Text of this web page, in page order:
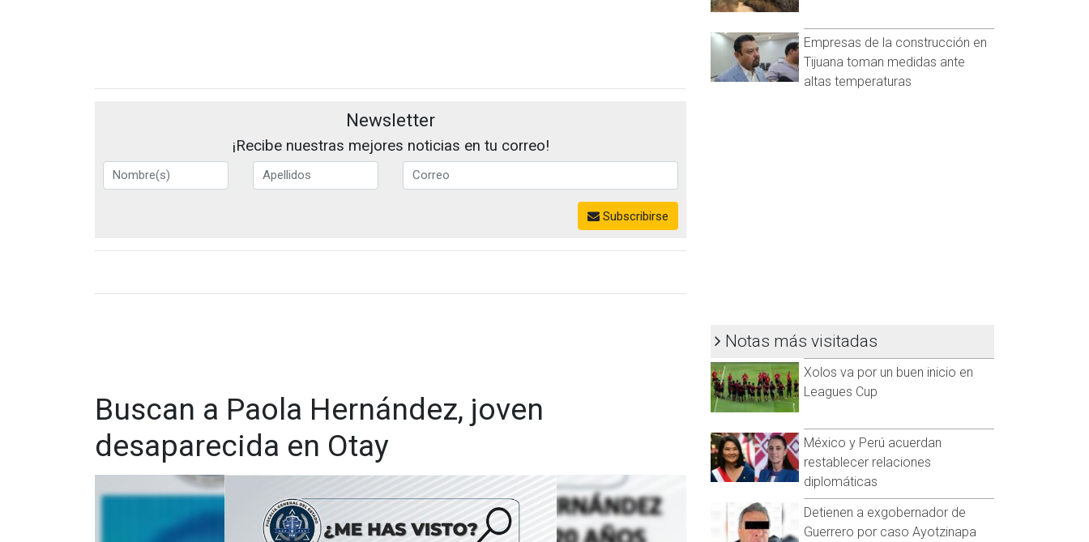
Newsletter
¡Recibe nuestras mejores noticias en tu correo!
Subscribirse
Buscan a Paola Hernández, joven
desaparecida en Otay
Empresas de la construcción en
Tijuana toman medidas ante
altas temperaturas
Notas más visitadas
Xolos va por un buen inicio en
Leagues Cup
México y Perú acuerdan
restablecer relaciones
diplomáticas
Detienen a exgobernador de
Guerrero por caso Ayotzinapa